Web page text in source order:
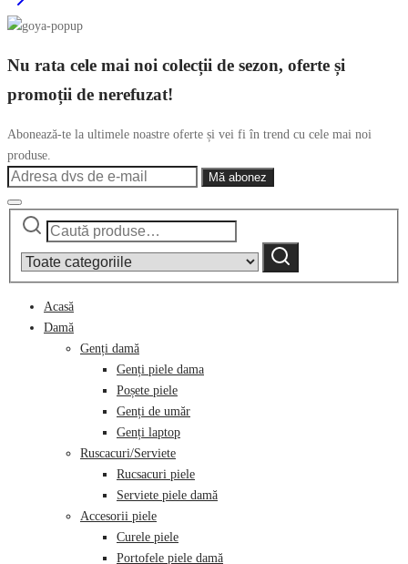
Nu rata cele mai noi colecții de sezon, oferte și
promoții de nerefuzat!
Abonează-te la ultimele noastre oferte și vei fi în trend cu cele mai noi
produse.
Caută
category:
Caută
Acasă
Damă
Genți damă
Genți piele dama
Poșete piele
Genți de umăr
Genți laptop
Ruscacuri/Serviete
Rucsacuri piele
Serviete piele damă
Accesorii piele
Curele piele
Portofele piele damă